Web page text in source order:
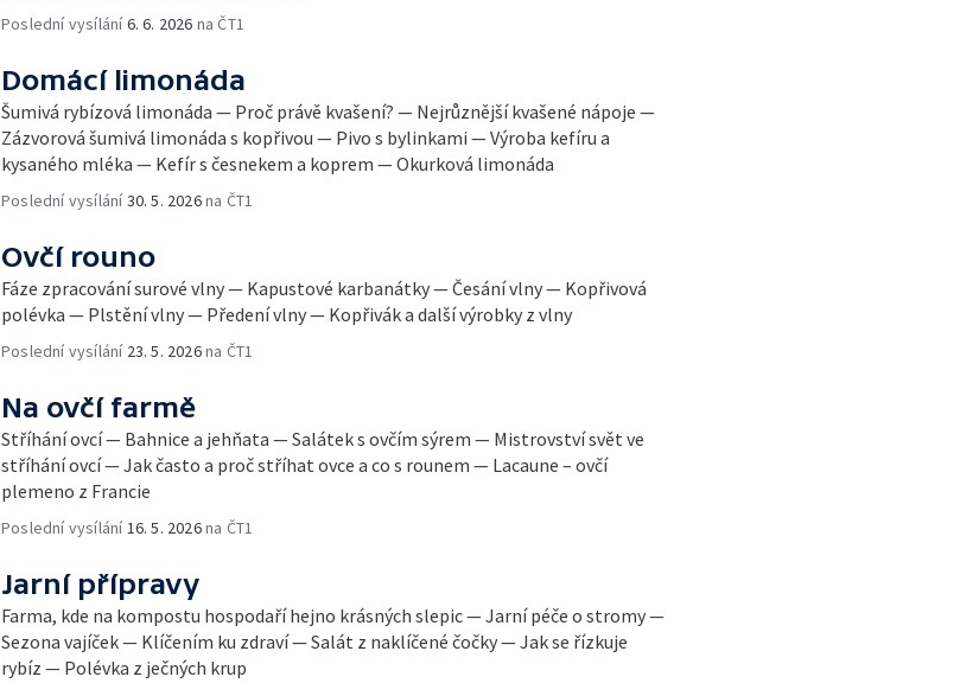
Poslední vysílání6. 6. 2026 na ČT1
Domácí limonáda
Šumivá rybízová limonáda — Proč právě kvašení? — Nejrůznější kvašené nápoje —
Zázvorová šumivá limonáda s kopřivou — Pivo s bylinkami — Výroba kefíru a
kysaného mléka — Kefír s česnekem a koprem — Okurková limonáda
Poslední vysílání30. 5. 2026na ČT1
Ovčí rouno
Fáze zpracování surové vlny — Kapustové karbanátky — Česání vlny — Kopřivová
polévka — Plstění vlny — Předení vlny — Kopřivák a další výrobky z vlny
Poslední vysílání 23. 5. 2026na ČT1
Na ovčí farmě
Stříhání ovcí — Bahnice a jehňata — Salátek s ovčím sýrem — Mistrovství svět ve
stříhání ovcí — Jak často a proč stříhat ovce a co s rounem — Lacaune – ovčí
plemeno z Francie
Poslední vysílání16. 5. 2026na ČT1
Jarní přípravy
Farma, kde na kompostu hospodaří hejno krásných slepic — Jarní péče o stromy —
Sezona vajíček — Klíčením ku zdraví — Salát z naklíčené čočky — Jak se řízkuje
rybíz — Polévka z ječných krup